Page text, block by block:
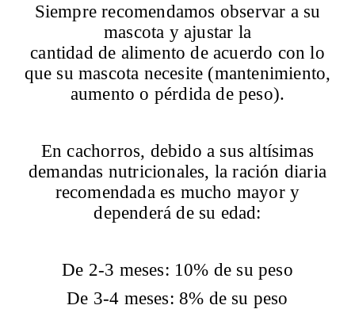
Siempre recomendamos observar a su
mascota y ajustar la
cantidad de alimento de acuerdo con lo
que su mascota necesite (mantenimiento,
aumento o pérdida de peso).
En cachorros, debido a sus altísimas
demandas nutricionales, la ración diaria
recomendada es mucho mayor y
dependerá de su edad:
De 2-3 meses: 10% de su peso
De 3-4 meses: 8% de su peso